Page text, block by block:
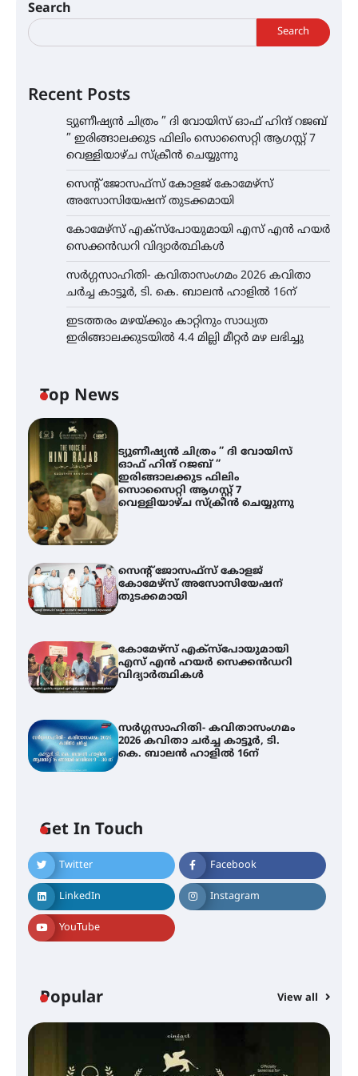
Search
Search
Recent Posts
ട്യുണീഷ്യൻ ചിത്രം ” ദി വോയിസ് ഓഫ് ഹിന്ദ് റജബ്
” ഇരിങ്ങാലക്കുട ഫിലിം സൊസൈറ്റി ആഗസ്റ്റ് 7
വെള്ളിയാഴ്ച സ്‌ക്രീൻ ചെയ്യുന്നു
സെന്റ് ജോസഫ്സ് കോളജ് കോമേഴ്‌സ്
അസോസിയേഷന് തുടക്കമായി
കോമേഴ്സ് എക്സ്പോയുമായി എസ് എൻ ഹയർ
സെക്കൻഡറി വിദ്യാർത്ഥികൾ
സർഗ്ഗസാഹിതി- കവിതാസംഗമം 2026 കവിതാ
ചർച്ച കാട്ടൂർ, ടി. കെ. ബാലൻ ഹാളിൽ 16ന്
ഇടത്തരം മഴയ്ക്കും കാറ്റിനും സാധ്യത
ഇരിങ്ങാലക്കുടയിൽ 4.4 മില്ലി മീറ്റർ മഴ ലഭിച്ചു
Top News
ട്യുണീഷ്യൻ ചിത്രം ” ദി വോയിസ്
ഓഫ് ഹിന്ദ് റജബ് ”
ഇരിങ്ങാലക്കുട ഫിലിം
സൊസൈറ്റി ആഗസ്റ്റ് 7
വെള്ളിയാഴ്ച സ്‌ക്രീൻ ചെയ്യുന്നു
സെന്റ് ജോസഫ്സ് കോളജ്
കോമേഴ്‌സ് അസോസിയേഷന്
തുടക്കമായി
കോമേഴ്സ് എക്സ്പോയുമായി
എസ് എൻ ഹയർ സെക്കൻഡറി
വിദ്യാർത്ഥികൾ
സർഗ്ഗസാഹിതി- കവിതാസംഗമം
2026 കവിതാ ചർച്ച കാട്ടൂർ, ടി.
കെ. ബാലൻ ഹാളിൽ 16ന്
Get In Touch
Twitter Facebook
LinkedIn Instagram
YouTube
Popular View all
സെന്റ് ജോസഫ്സ് കോളജ്
കോമേഴ്‌സ് അസോസിയേഷന്